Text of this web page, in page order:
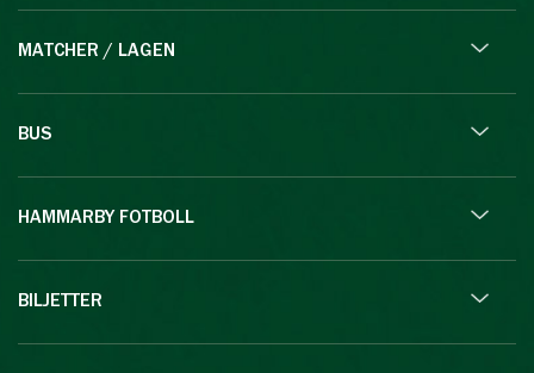
MATCHER / LAGEN
BUS
HAMMARBY FOTBOLL
BILJETTER